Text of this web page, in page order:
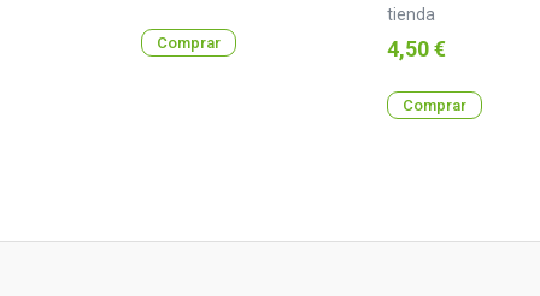
Comprar
tienda
Precio
4,50 €
Comprar